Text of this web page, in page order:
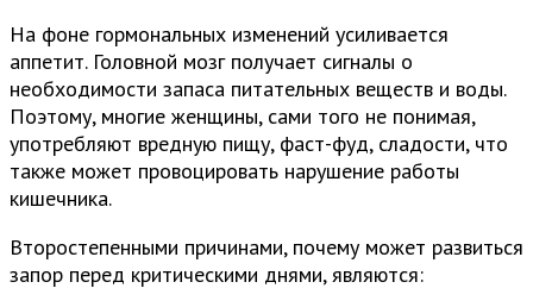
На фоне гормональных изменений усиливается
аппетит. Головной мозг получает сигналы о
необходимости запаса питательных веществ и воды.
Поэтому, многие женщины, сами того не понимая,
употребляют вредную пищу, фаст-фуд, сладости, что
также может провоцировать нарушение работы
кишечника.
Второстепенными причинами, почему может развиться
запор перед критическими днями, являются: